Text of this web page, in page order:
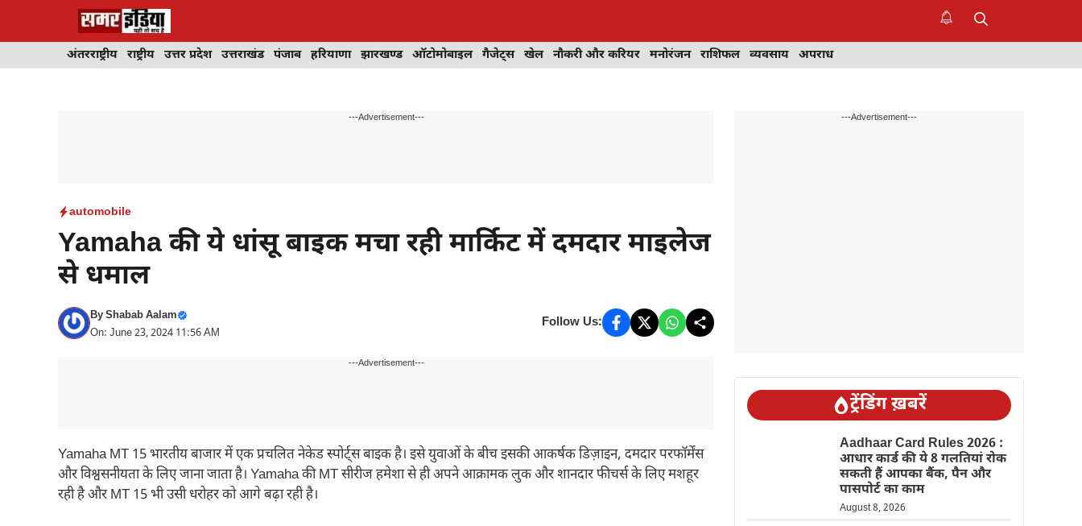
अंतरराष्ट्रीय राष्ट्रीय उत्तर प्रदेश उत्तराखंड पंजाब हरियाणा झारखण्ड ऑटोमोबाइल गैजेट्स खेल नौकरी और करियर मनोरंजन राशिफल व्यवसाय अपराध
---Advertisement---
automobile
Yamaha की ये धांसू बाइक मचा रही मार्किट में दमदार माइलेज
से धमाल
ByShabab Aalam
On: June 23, 2024 11:56 AM
Follow Us:
---Advertisement---
Yamaha MT 15 भारतीय बाजार में एक प्रचलित नेकेड स्पोर्ट्स बाइक है। इसे युवाओं के बीच इसकी आकर्षक डिज़ाइन, दमदार परफॉर्मेंस
और विश्वसनीयता के लिए जाना जाता है। Yamaha की MT सीरीज हमेशा से ही अपने आक्रामक लुक और शानदार फीचर्स के लिए मशहूर
रही है और MT 15 भी उसी धरोहर को आगे बढ़ा रही है।
---Advertisement---
ट्रेंडिंग ख़बरें
Aadhaar Card Rules 2026 :
आधार कार्ड की ये 8 गलतियां रोक
सकती हैं आपका बैंक, पैन और
पासपोर्ट का काम
August 8, 2026